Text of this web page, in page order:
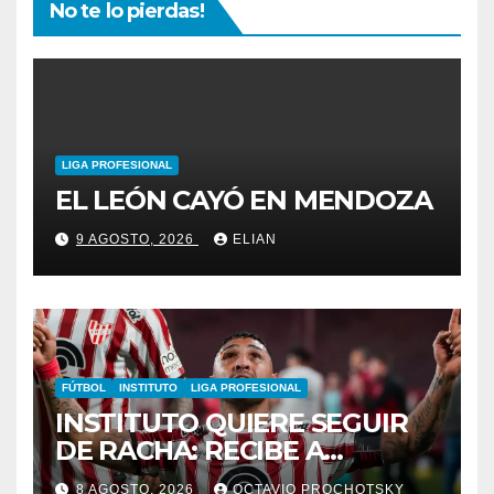
No te lo pierdas!
LIGA PROFESIONAL
EL LEÓN CAYÓ EN MENDOZA
9 AGOSTO, 2026 ELIAN
FÚTBOL INSTITUTO LIGA PROFESIONAL
INSTITUTO QUIERE SEGUIR
DE RACHA: RECIBE A
GIMNASIA DE MENDOZA EN
8 AGOSTO, 2026 OCTAVIO PROCHOTSKY